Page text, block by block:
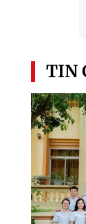
TIN